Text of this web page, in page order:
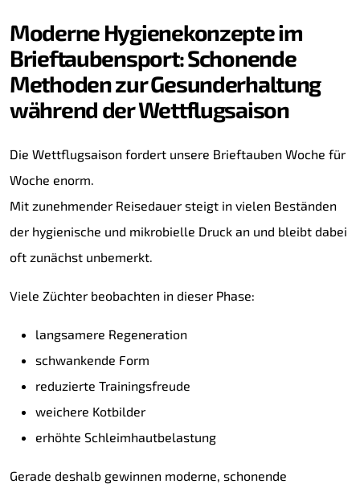
Moderne Hygienekonzepte im
Brieftaubensport: Schonende
Methoden zur Gesunderhaltung
während der Wettflugsaison
Die Wettflugsaison fordert unsere Brieftauben Woche für
Woche enorm.
Mit zunehmender Reisedauer steigt in vielen Beständen
der hygienische und mikrobielle Druck an und bleibt dabei
oft zunächst unbemerkt.
Viele Züchter beobachten in dieser Phase:
langsamere Regeneration
schwankende Form
reduzierte Trainingsfreude
weichere Kotbilder
erhöhte Schleimhautbelastung
Gerade deshalb gewinnen moderne, schonende